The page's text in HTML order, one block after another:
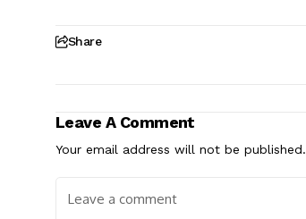
Share
Leave A Comment
Your email address will not be published.